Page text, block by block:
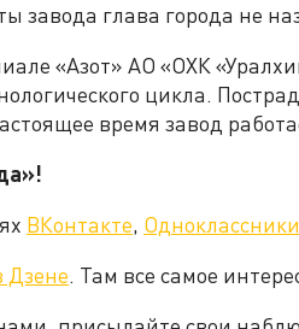
завода глава города не
«Азот» АО «ОХК
цикла.
время завод
ВКонтакте, Одноклассники
Дзене. Там все самое